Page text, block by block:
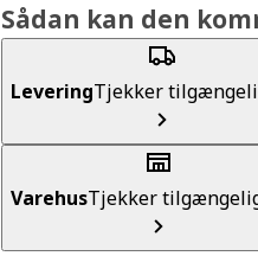
Sådan kan den
LeveringTjekker
VarehusTjekker